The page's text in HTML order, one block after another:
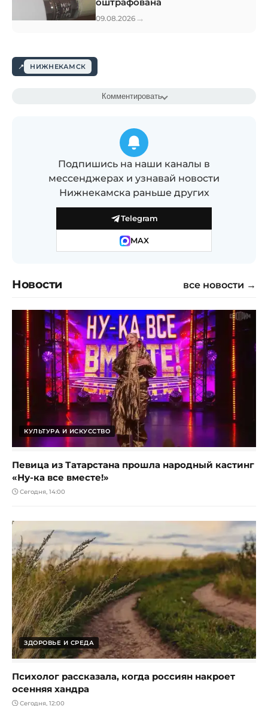
09.08.2026 →
НИЖНЕКАМСК
Комментировать
Подпишись на наши каналы в
мессенджерах и узнавай новости
Нижнекамска раньше других
Telegram
MAX
Новости все новости →
КУЛЬТУРА И ИСКУССТВО
Певица из Татарстана прошла народный кастинг
«Ну-ка все вместе!»
Сегодня, 14:00
ЗДОРОВЬЕ И СРЕДА
Психолог рассказала, когда россиян накроет
осенняя хандра
Сегодня, 12:00